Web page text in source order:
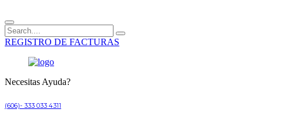
REGISTRO DE FACTURAS
Necesitas Ayuda?
(606)- 333 033 4311